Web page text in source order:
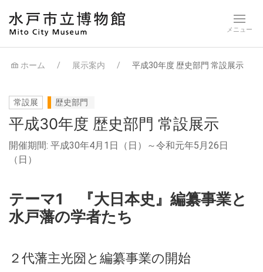
ホーム 展示案内 平成30年度 歴史部門 常設展示
常設展 歴史部門
平成30年度 歴史部門 常設展示
開催期間: 平成30年4月1日（日）～令和元年5月26日
（日）
テーマ1 『大日本史』編纂事業と
水戸藩の学者たち
２代藩主光圀と編纂事業の開始